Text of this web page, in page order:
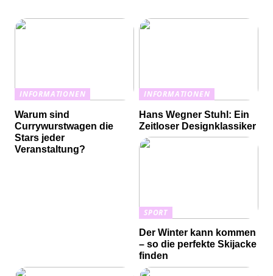
INFORMATIONEN
Warum sind
Currywurstwagen die
Stars jeder
Veranstaltung?
INFORMATIONEN
Hans Wegner Stuhl: Ein
Zeitloser Designklassiker
SPORT
Der Winter kann kommen
– so die perfekte Skijacke
finden